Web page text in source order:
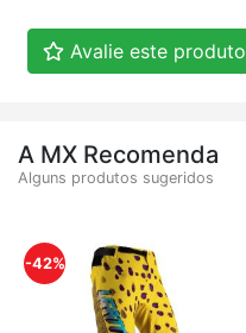
Avalie este produto
A MX Recomenda
Alguns produtos sugeridos
-42%